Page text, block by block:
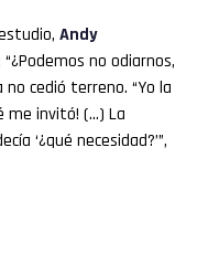
Andy
no odiarnos,
cedió terreno. “Yo la
me invitó! (…) La
‘¿qué necesidad?’”,